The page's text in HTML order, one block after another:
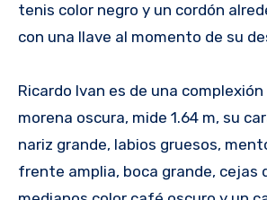
tenis color negro y un cordón
con una llave al momento de su
Ricardo Ivan es de una
morena oscura, mide 1.64 m, su
nariz grande, labios gruesos,
frente amplia, boca grande, cejas